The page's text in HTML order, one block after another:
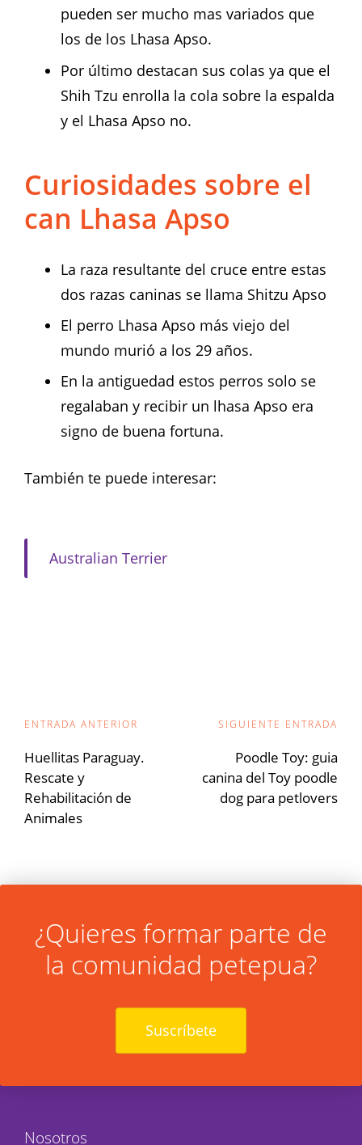
pueden ser mucho mas variados que
los de los Lhasa Apso.
Por último destacan sus colas ya que el
Shih Tzu enrolla la cola sobre la espalda
y el Lhasa Apso no.
Curiosidades sobre el
can Lhasa Apso
La raza resultante del cruce entre estas
dos razas caninas se llama Shitzu Apso
El perro Lhasa Apso más viejo del
mundo murió a los 29 años.
En la antiguedad estos perros solo se
regalaban y recibir un lhasa Apso era
signo de buena fortuna.
También te puede interesar:
Australian Terrier
Navegación
de
entradas
ENTRADA ANTERIOR
Huellitas Paraguay.
Rescate y
Rehabilitación de
Animales
SIGUIENTE ENTRADA
Poodle Toy: guia
canina del Toy poodle
dog para petlovers
¿Quieres formar parte de
la comunidad petepua?
Suscríbete
Nosotros